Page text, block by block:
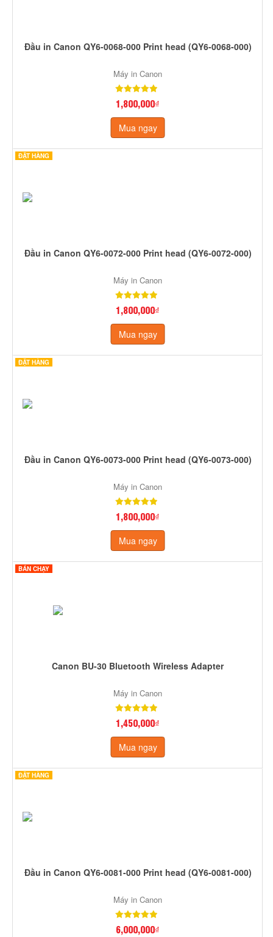
Đầu in Canon QY6-0068-000 Print head (QY6-0068-000)
Máy in Canon
1,800,000₫
Mua ngay
ĐẶT HÀNG
Đầu in Canon QY6-0072-000 Print head (QY6-0072-000)
Máy in Canon
1,800,000₫
Mua ngay
ĐẶT HÀNG
Đầu in Canon QY6-0073-000 Print head (QY6-0073-000)
Máy in Canon
1,800,000₫
Mua ngay
BÁN CHẠY
Canon BU-30 Bluetooth Wireless Adapter
Máy in Canon
1,450,000₫
Mua ngay
ĐẶT HÀNG
Đầu in Canon QY6-0081-000 Print head (QY6-0081-000)
Máy in Canon
6,000,000₫